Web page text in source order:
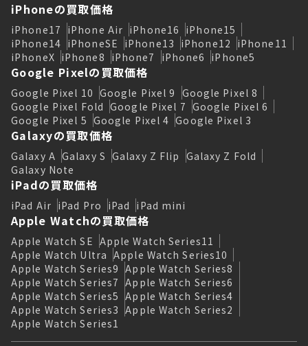
iPhoneの買取価格
iPhone17 iPhone Air iPhone16 iPhone15
iPhone14 iPhoneSE iPhone13 iPhone12 iPhone11
iPhoneX iPhone8 iPhone7 iPhone6 iPhone5
Google Pixelの買取価格
Google Pixel 10 Google Pixel 9 Google Pixel 8
Google Pixel Fold Google Pixel 7 Google Pixel 6
Google Pixel 5 Google Pixel 4 Google Pixel 3
Galaxyの買取価格
Galaxy A Galaxy S Galaxy Z Flip Galaxy Z Fold
Galaxy Note
iPadの買取価格
iPad Air iPad Pro iPad iPad mini
Apple Watchの買取価格
Apple Watch SE Apple Watch Series11
Apple Watch Ultra Apple Watch Series10
Apple Watch Series9 Apple Watch Series8
Apple Watch Series7 Apple Watch Series6
Apple Watch Series5 Apple Watch Series4
Apple Watch Series3 Apple Watch Series2
Apple Watch Series1